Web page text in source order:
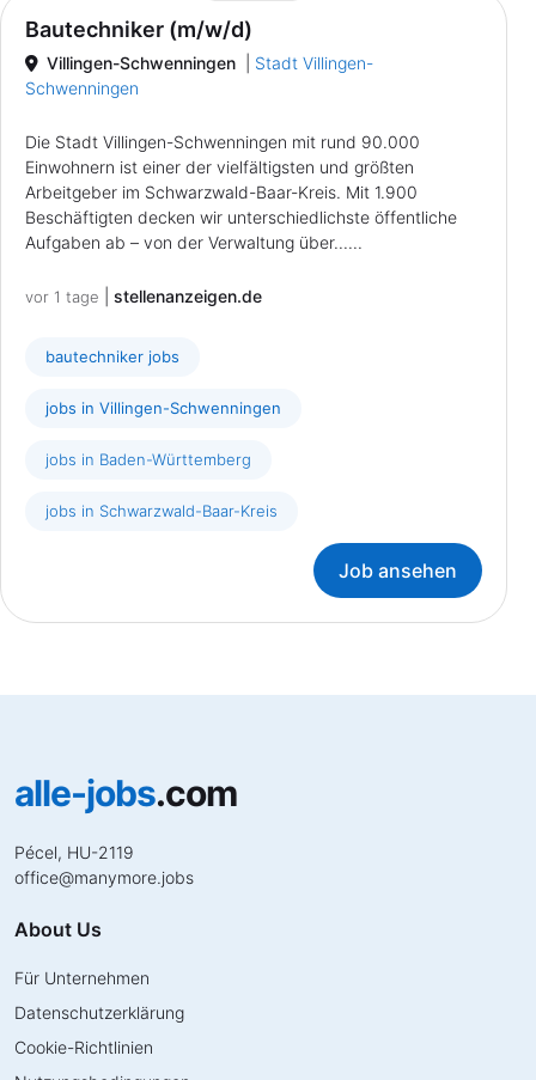
Bautechniker (m/w/d)
Villingen-Schwenningen
Stadt Villingen-
Schwenningen
Die Stadt Villingen-Schwenningen mit rund 90.000
Einwohnern ist einer der vielfältigsten und größten
Arbeitgeber im Schwarzwald-Baar-Kreis. Mit 1.900
Beschäftigten decken wir unterschiedlichste öffentliche
Aufgaben ab – von der Verwaltung über......
vor 1 tage stellenanzeigen.de
bautechniker jobs
jobs in Villingen-Schwenningen
jobs in Baden-Württemberg
jobs in Schwarzwald-Baar-Kreis
Job ansehen
alle-jobs.com
Pécel, HU-2119
office@manymore.jobs
About Us
Für Unternehmen
Datenschutzerklärung
Cookie-Richtlinien